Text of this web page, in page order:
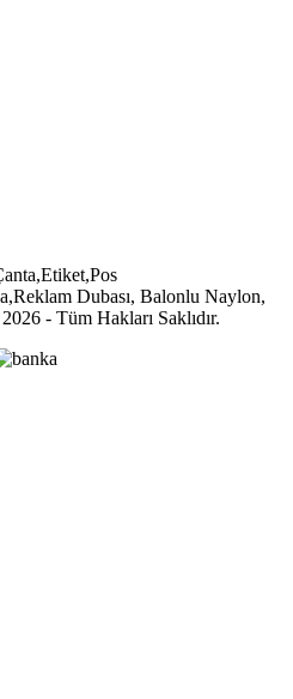
Dubası, Balonlu Naylon,
- Tüm Hakları Saklıdır.